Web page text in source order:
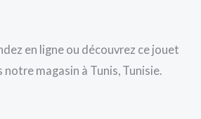
en ligne ou découvrez ce jouet
magasin à Tunis, Tunisie.